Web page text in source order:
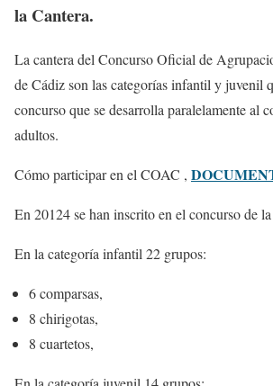
la Cantera.
La cantera del Concurso Oficial de
de Cádiz son las categorías infantil y juvenil
concurso que se desarrolla paralelamente al
adultos.
Cómo participar en el COAC ,
En 20124 se han inscrito en el concurso de
En la categoría infantil 22 grupos:
6 comparsas,
8 chirigotas,
8 cuartetos,